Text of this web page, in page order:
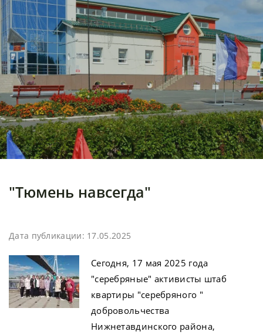
"Тюмень навсегда"
Дата публикации: 17.05.2025
Сегодня, 17 мая 2025 года
"серебряные" активисты штаб
квартиры "серебряного "
добровольчества
Нижнетавдинского района,